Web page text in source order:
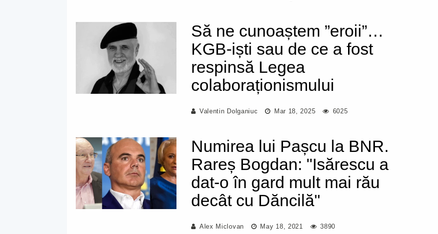
Să ne cunoaștem ”eroii”…
KGB-iști sau de ce a fost
respinsă Legea
colaboraționismului
Valentin Dolganiuc Mar 18, 2025 6025
Numirea lui Pașcu la BNR.
Rareș Bogdan: "Isărescu a
dat-o în gard mult mai rău
decât cu Dăncilă"
Alex Miclovan May 18, 2021 3890